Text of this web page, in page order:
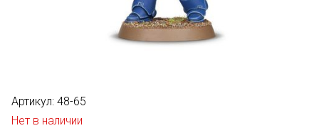
Артикул: 48-65
Нет в наличии